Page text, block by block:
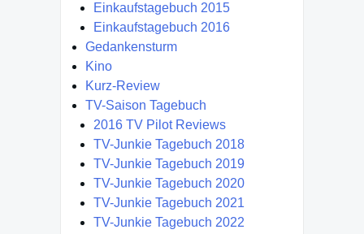
Einkaufstagebuch 2015
Einkaufstagebuch 2016
Gedankensturm
Kino
Kurz-Review
TV-Saison Tagebuch
2016 TV Pilot Reviews
TV-Junkie Tagebuch 2018
TV-Junkie Tagebuch 2019
TV-Junkie Tagebuch 2020
TV-Junkie Tagebuch 2021
TV-Junkie Tagebuch 2022